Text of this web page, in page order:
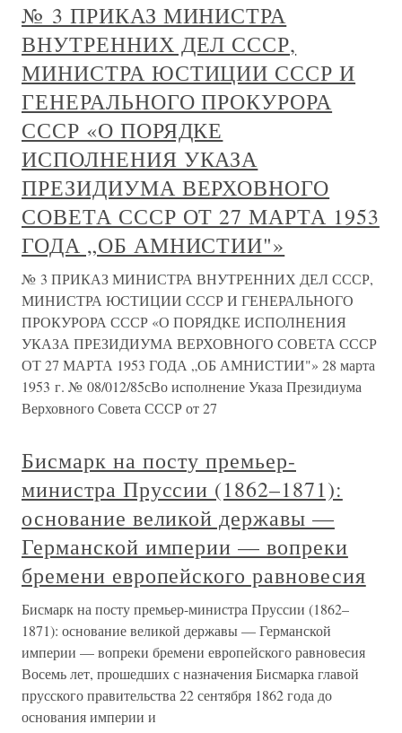
№ 3 ПРИКАЗ МИНИСТРА
ВНУТРЕННИХ ДЕЛ СССР,
МИНИСТРА ЮСТИЦИИ СССР И
ГЕНЕРАЛЬНОГО ПРОКУРОРА
СССР «О ПОРЯДКЕ
ИСПОЛНЕНИЯ УКАЗА
ПРЕЗИДИУМА ВЕРХОВНОГО
СОВЕТА СССР ОТ 27 МАРТА 1953
ГОДА „ОБ АМНИСТИИ"»
№ 3 ПРИКАЗ МИНИСТРА ВНУТРЕННИХ ДЕЛ СССР,
МИНИСТРА ЮСТИЦИИ СССР И ГЕНЕРАЛЬНОГО
ПРОКУРОРА СССР «О ПОРЯДКЕ ИСПОЛНЕНИЯ
УКАЗА ПРЕЗИДИУМА ВЕРХОВНОГО СОВЕТА СССР
ОТ 27 МАРТА 1953 ГОДА „ОБ АМНИСТИИ"» 28 марта
1953 г. № 08/012/85сВо исполнение Указа Президиума
Верховного Совета СССР от 27
Бисмарк на посту премьер-
министра Пруссии (1862–1871):
основание великой державы —
Германской империи — вопреки
бремени европейского равновесия
Бисмарк на посту премьер-министра Пруссии (1862–
1871): основание великой державы — Германской
империи — вопреки бремени европейского равновесия
Восемь лет, прошедших с назначения Бисмарка главой
прусского правительства 22 сентября 1862 года до
основания империи и